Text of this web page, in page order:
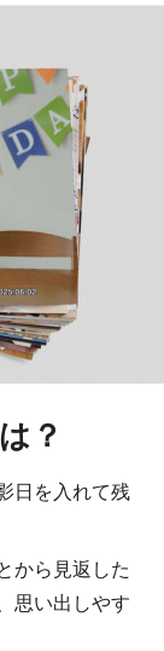
？
日を入れて残
から見返した
思い出しやす